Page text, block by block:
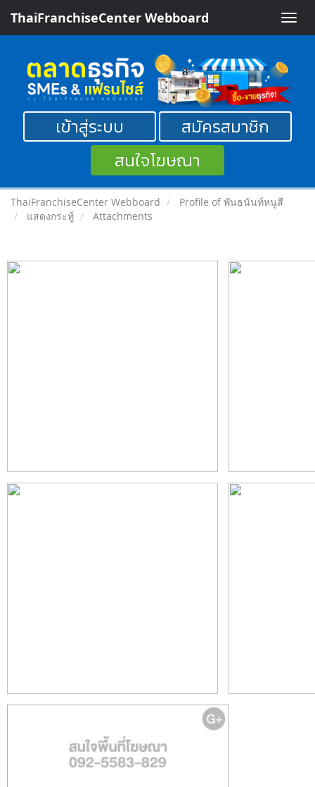
Toggle
ThaiFranchiseCenter Webboard
เข้าสู่ระบบ
สมัครสมาชิก
สนใจโฆษณา
ThaiFranchiseCenter Webboard
Profile of พันธนันท์หนูสี
แสดงกระทู้
Attachments